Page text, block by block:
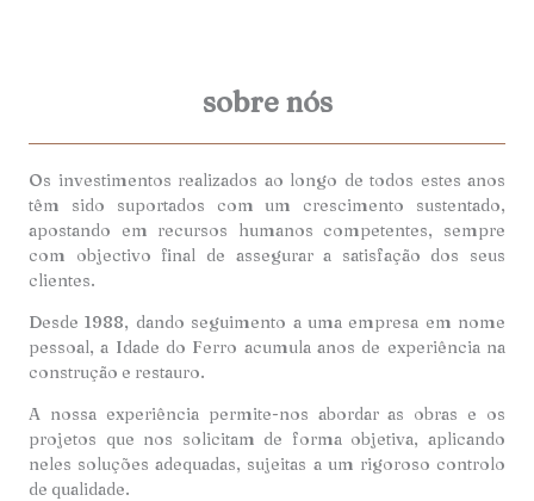
sobre nós
Os investimentos realizados ao longo de todos estes anos
têm sido suportados com um crescimento sustentado,
apostando em recursos humanos competentes, sempre
com objectivo final de assegurar a satisfação dos seus
clientes.
Desde 1988, dando seguimento a uma empresa em nome
pessoal, a Idade do Ferro acumula anos de experiência na
construção e restauro.
A nossa experiência permite-nos abordar as obras e os
projetos que nos solicitam de forma objetiva, aplicando
neles soluções adequadas, sujeitas a um rigoroso controlo
de qualidade.